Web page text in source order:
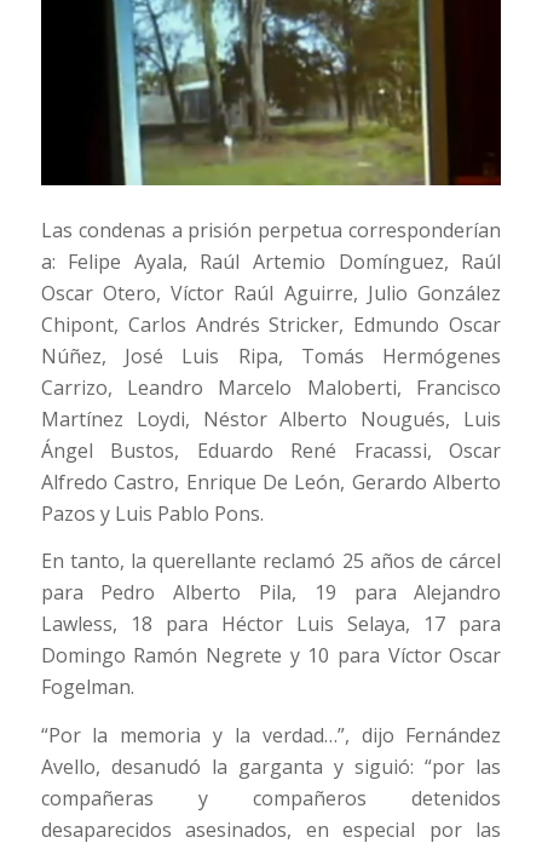
Las condenas a prisión perpetua corresponderían
a: Felipe Ayala, Raúl Artemio Domínguez, Raúl
Oscar Otero, Víctor Raúl Aguirre, Julio González
Chipont, Carlos Andrés Stricker, Edmundo Oscar
Núñez, José Luis Ripa, Tomás Hermógenes
Carrizo, Leandro Marcelo Maloberti, Francisco
Martínez Loydi, Néstor Alberto Nougués, Luis
Ángel Bustos, Eduardo René Fracassi, Oscar
Alfredo Castro, Enrique De León, Gerardo Alberto
Pazos y Luis Pablo Pons.
En tanto, la querellante reclamó 25 años de cárcel
para Pedro Alberto Pila, 19 para Alejandro
Lawless, 18 para Héctor Luis Selaya, 17 para
Domingo Ramón Negrete y 10 para Víctor Oscar
Fogelman.
“Por la memoria y la verdad…”, dijo Fernández
Avello, desanudó la garganta y siguió: “por las
compañeras y compañeros detenidos
desaparecidos asesinados, en especial por las